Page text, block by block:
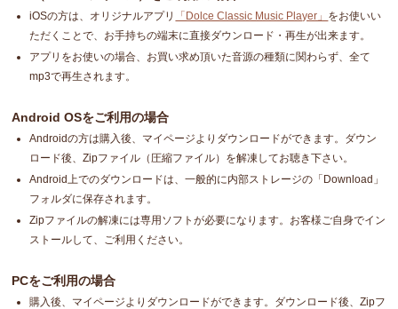
iOSの方は、オリジナルアプリ 「Dolce Classic Music Player」 をお使いい
ただくことで、お手持ちの端末に直接ダウンロード・再生が出来ます。
アプリをお使いの場合、お買い求め頂いた音源の種類に関わらず、全て
mp3で再生されます。
Android OSをご利用の場合
Androidの方は購入後、マイページよりダウンロードができます。ダウン
ロード後、Zipファイル（圧縮ファイル）を解凍してお聴き下さい。
Android上でのダウンロードは、一般的に内部ストレージの「Download」
フォルダに保存されます。
Zipファイルの解凍には専用ソフトが必要になります。お客様ご自身でイン
ストールして、ご利用ください。
PCをご利用の場合
購入後、マイページよりダウンロードができます。ダウンロード後、Zipフ